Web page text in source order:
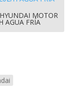
MOTOR
AGUA FRÍA